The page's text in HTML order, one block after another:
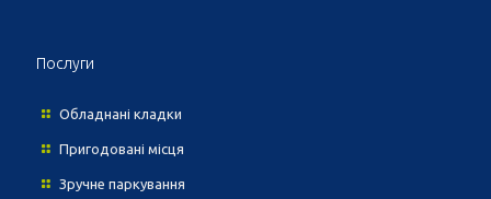
Послуги
Обладнані кладки
Пригодовані місця
Зручне паркування